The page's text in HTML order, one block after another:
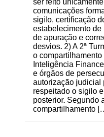
comunicações
sigilo, certificação
estabelecimento
de apuração e
desvios. 2) A 2ª
o
Inteligência
e órgãos de
autorização judicial
respeitado o sigilo
posterior. Segundo
compartilhamento